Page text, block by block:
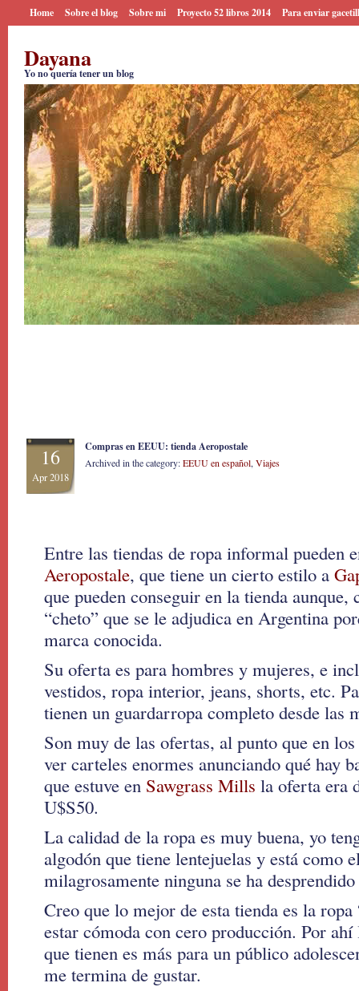
Home Sobre el blog Sobre mi Proyecto 52 libros 2014 Para enviar
Dayana
Yo no quería tener un blog
16
Apr 2018
Compras en EEUU: tienda Aeropostale
Archived in the category:EEUU en español, Viajes
Entre las tiendas de ropa informal pueden
Aeropostale, que tiene un cierto estilo a
que pueden conseguir en la tienda
“cheto” que se le adjudica en Argentina
marca conocida.
Su oferta es para hombres y mujeres, e
vestidos, ropa interior, jeans, shorts, etc.
tienen un guardarropa completo desde las
Son muy de las ofertas, al punto que en
ver carteles enormes anunciando qué hay
que estuve en Sawgrass Mills la oferta era
U$S50.
La calidad de la ropa es muy buena, yo
algodón que tiene lentejuelas y está como
milagrosamente ninguna se ha
Creo que lo mejor de esta tienda es la ropa
estar cómoda con cero producción. Por
que tienen es más para un público
me termina de gustar.